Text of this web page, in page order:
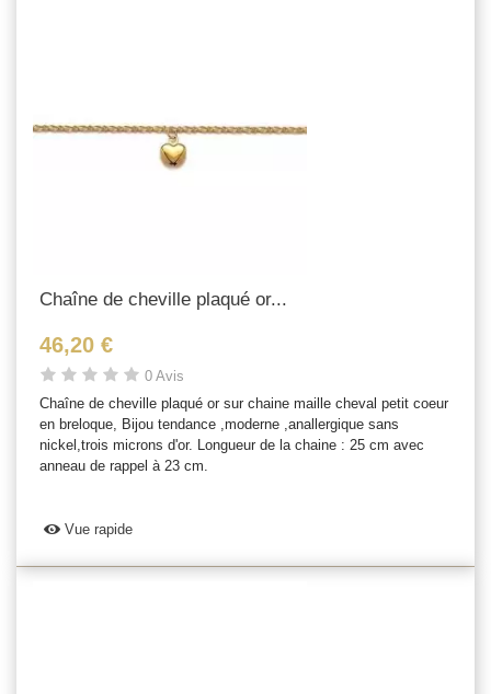
Chaîne de cheville plaqué or...
46,20 €
0 Avis
Chaîne de cheville plaqué or sur chaine maille cheval petit coeur
en breloque, Bijou tendance ,moderne ,anallergique sans
nickel,trois microns d'or. Longueur de la chaine : 25 cm avec
anneau de rappel à 23 cm.
Vue rapide